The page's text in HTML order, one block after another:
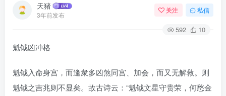
天猪
3年前发布
关注 私信
592 10
魁钺凶冲格
魁钺入命身宫，而逢衆多凶煞同宫、加会，而又无解救。则
魁钺之吉兆则不显矣。故古诗云：“魁钺文星守贵荣，何愁金